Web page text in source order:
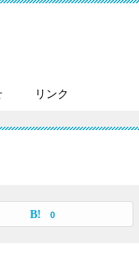
リンク
0